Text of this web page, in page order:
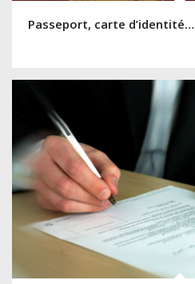
Passeport, carte d’identité…